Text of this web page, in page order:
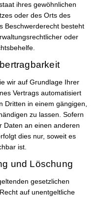
ihres gewöhnlichen
oder des Orts des
Beschwerderecht besteht
oder
wir auf Grundlage Ihrer
Vertrags automatisiert
Dritten in einem gängigen,
zu lassen. Sofern
Daten an einen anderen
dies nur, soweit es
ist.
und Löschung
gesetzlichen
auf unentgeltliche